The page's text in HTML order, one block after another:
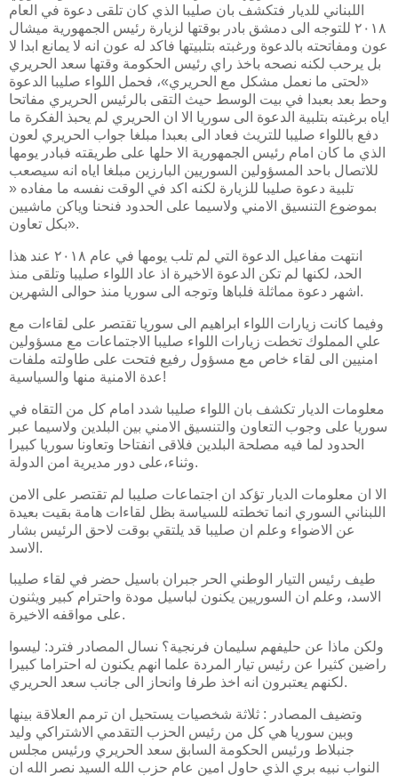
اللبناني للديار فتكشف بان صليبا الذي كان تلقى دعوة في العام
٢٠١٨ للتوجه الى دمشق بادر بوقتها لزيارة رئيس الجمهورية ميشال
عون ومفاتحته بالدعوة ورغبته بتلبيتها فاكد له عون انه لا يمانع ابدا لا
بل يرحب لكنه نصحه باخذ راي رئيس الحكومة وقتها سعد الحريري
«لحتى ما نعمل مشكل مع الحريري»، فحمل اللواء صليبا الدعوة
وحط بعد بعبدا في بيت الوسط حيث التقى بالرئيس الحريري مفاتحا
اياه برغبته بتلبية الدعوة الى سوريا الا ان الحريري لم يحبذ الفكرة ما
دفع باللواء صليبا للتريث فعاد الى بعبدا مبلغا جواب الحريري لعون
الذي ما كان امام رئيس الجمهورية الا حلها على طريقته فبادر يومها
للاتصال باحد المسؤولين السوريين البارزين مبلغا اياه انه سيصعب
تلبية دعوة صليبا للزيارة لكنه اكد في الوقت نفسه ما مفاده «
بموضوع التنسيق الامني ولاسيما على الحدود فنحنا وياكن ماشيين
بكل تعاون».
انتهت مفاعيل الدعوة التي لم تلب يومها في عام ٢٠١٨ عند هذا
الحد، لكنها لم تكن الدعوة الاخيرة اذ عاد اللواء صليبا وتلقى منذ
اشهر دعوة مماثلة فلباها وتوجه الى سوريا منذ حوالى الشهرين.
وفيما كانت زيارات اللواء ابراهيم الى سوريا تقتصر على لقاءات مع
علي المملوك تخطت زيارات اللواء صليبا الاجتماعات مع مسؤولين
امنيين الى لقاء خاص مع مسؤول رفيع فتحت على طاولته ملفات
عدة الامنية منها والسياسية!
معلومات الديار تكشف بان اللواء صليبا شدد امام كل من التقاه في
سوريا على وجوب التعاون والتنسيق الامني بين البلدين ولاسيما عبر
الحدود لما فيه مصلحة البلدين فلاقى انفتاحا وتعاونا سوريا كبيرا
وثناء،على دور مديرية امن الدولة.
الا ان معلومات الديار تؤكد ان اجتماعات صليبا لم تقتصر على الامن
اللبناني السوري انما تخطته للسياسة بظل لقاءات هامة بقيت بعيدة
عن الاضواء وعلم ان صليبا قد يلتقي بوقت لاحق الرئيس بشار
الاسد.
طيف رئيس التيار الوطني الحر جبران باسيل حضر في لقاء صليبا
الاسد، وعلم ان السوريين يكنون لباسيل مودة واحترام كبير ويثنون
على مواقفه الاخيرة.
ولكن ماذا عن حليفهم سليمان فرنجية؟ نسال المصادر فترد: ليسوا
راضين كثيرا عن رئيس تيار المردة علما انهم يكنون له احتراما كبيرا
لكنهم يعتبرون انه اخذ طرفا وانحاز الى جانب سعد الحريري.
وتضيف المصادر : ثلاثة شخصيات يستحيل ان ترمم العلاقة بينها
وبين سوريا هي كل من رئيس الحزب التقدمي الاشتراكي وليد
جنبلاط ورئيس الحكومة السابق سعد الحريري ورئيس مجلس
النواب نبيه بري الذي حاول امين عام حزب الله السيد نصر الله ان